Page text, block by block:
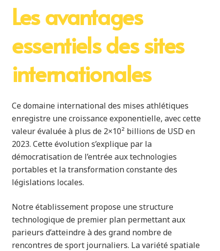
Les avantages
essentiels des sites
internationales
Ce domaine international des mises athlétiques
enregistre une croissance exponentielle, avec cette
valeur évaluée à plus de 2×10² billions de USD en
2023. Cette évolution s’explique par la
démocratisation de l’entrée aux technologies
portables et la transformation constante des
législations locales.
Notre établissement propose une structure
technologique de premier plan permettant aux
parieurs d’atteindre à des grand nombre de
rencontres de sport journaliers. La variété spatiale